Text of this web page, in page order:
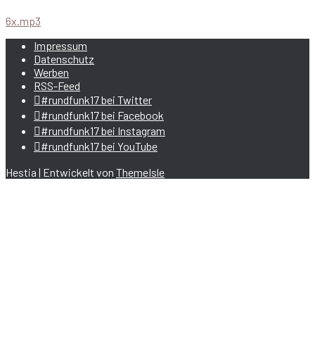
6x.mp3
Impressum
Datenschutz
Werben
RSS-Feed
#rundfunk17 bei Twitter
#rundfunk17 bei Facebook
#rundfunk17 bei Instagram
#rundfunk17 bei YouTube
Hestia | Entwickelt von ThemeIsle